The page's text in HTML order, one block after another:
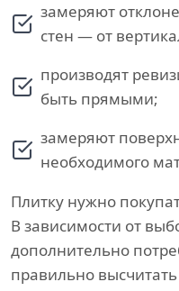
замеряют
стен — от
производят
быть прямыми;
замеряют
необходимого
Плитку нужно
В зависимости от
дополнительно
правильно